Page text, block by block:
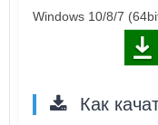
Windows 10/8/7
Как